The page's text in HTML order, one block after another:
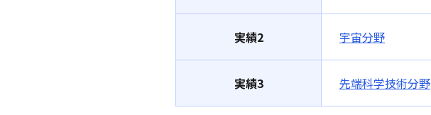
実績2 宇宙分野
実績3 先端科学技術分野